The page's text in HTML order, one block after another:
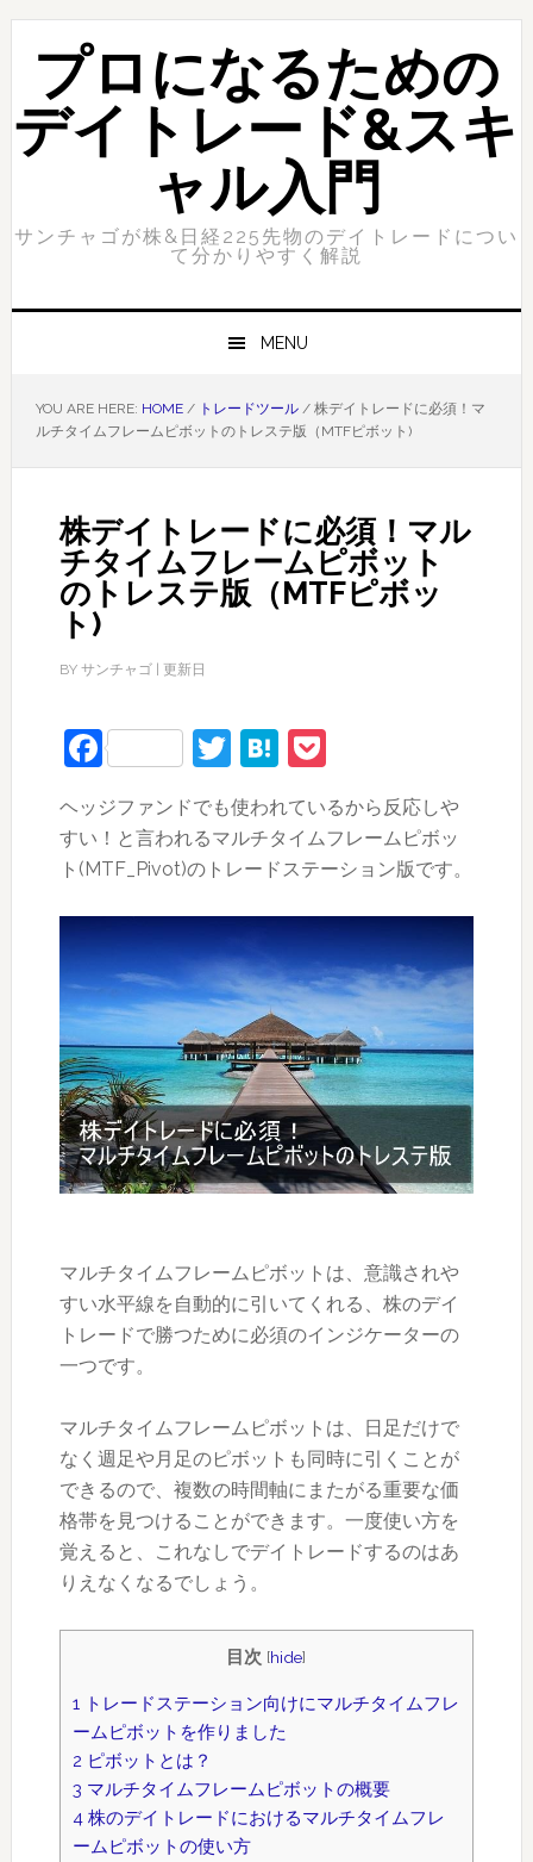
Skip
primary
navigation
Skip
contentプロになるための
デイトレード&スキ
ャル入門
サンチャゴが株&日経225先物のデイトレードについ
て分かりやすく解説
MENU
YOU ARE HERE: HOME / トレードツール /株デイトレードに必須！マ
ルチタイムフレームピボットのトレステ版（MTFピボット)
株デイトレードに必須！マル
チタイムフレームピボット
のトレステ版（MTFピボッ
ト)
BY サンチャゴ| 更新日
FacebookTwitterHatena
Pocket
ヘッジファンドでも使われているから反応しや
すい！と言われるマルチタイムフレームピボッ
ト(MTF_Pivot)のトレードステーション版です。
マルチタイムフレームピボットは、意識されや
すい水平線を自動的に引いてくれる、株のデイ
トレードで勝つために必須のインジケーターの
一つです。
マルチタイムフレームピボットは、日足だけで
なく週足や月足のピボットも同時に引くことが
できるので、複数の時間軸にまたがる重要な価
格帯を見つけることができます。一度使い方を
覚えると、これなしでデイトレードするのはあ
りえなくなるでしょう。
目次 [hide]
1トレードステーション向けにマルチタイムフレ
ームピボットを作りました
2ピボットとは？
3 マルチタイムフレームピボットの概要
4株のデイトレードにおけるマルチタイムフレ
ームピボットの使い方